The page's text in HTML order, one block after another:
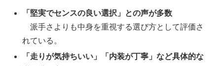
「堅実でセンスの良い選択」との声が多数
派手さよりも中身を重視する選び方として評価さ
れている。
「走りが気持ちいい」「内装が丁寧」など具体的な